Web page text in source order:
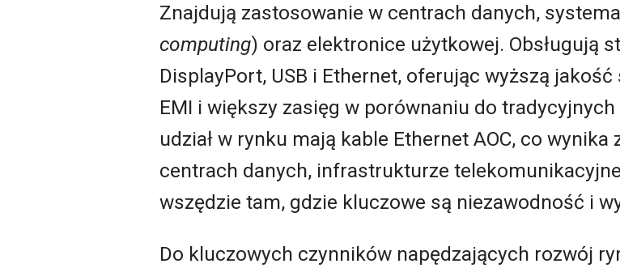
Znajdują zastosowanie w centrach danych,
computing) oraz elektronice użytkowej. Obsługują
DisplayPort, USB i Ethernet, oferując wyższą
EMI i większy zasięg w porównaniu do
udział w rynku mają kable Ethernet AOC, co
centrach danych, infrastrukturze
wszędzie tam, gdzie kluczowe są niezawodność i
Do kluczowych czynników napędzających rozwój